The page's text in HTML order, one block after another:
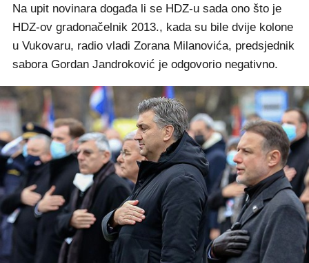
Na upit novinara događa li se HDZ-u sada ono što je
HDZ-ov gradonačelnik 2013., kada su bile dvije kolone
u Vukovaru, radio vladi Zorana Milanovića, predsjednik
sabora Gordan Jandroković je odgovorio negativno.